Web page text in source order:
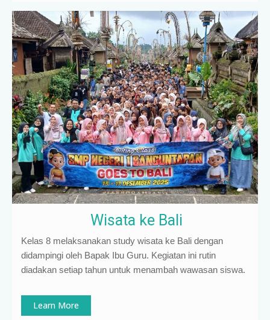
Wisata ke Bali
Kelas 8 melaksanakan study wisata ke Bali dengan
didampingi oleh Bapak Ibu Guru. Kegiatan ini rutin
diadakan setiap tahun untuk menambah wawasan siswa.
Learn More